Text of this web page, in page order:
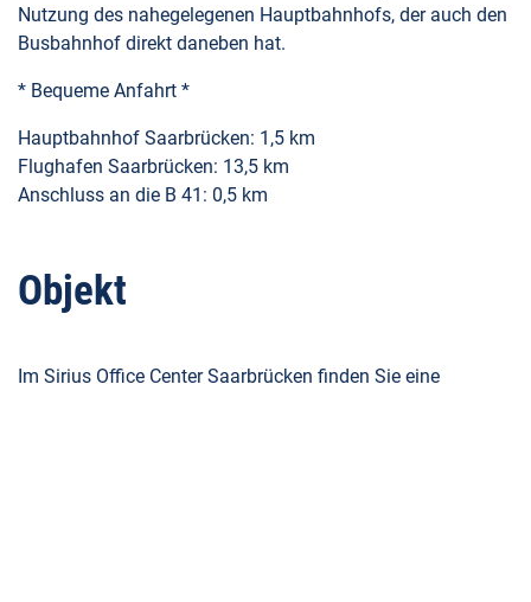
Nutzung des nahegelegenen Hauptbahnhofs, der auch den
Busbahnhof direkt daneben hat.
* Bequeme Anfahrt *
Hauptbahnhof Saarbrücken: 1,5 km
Flughafen Saarbrücken: 13,5 km
Anschluss an die B 41: 0,5 km
Objekt
Im Sirius Office Center Saarbrücken finden Sie eine